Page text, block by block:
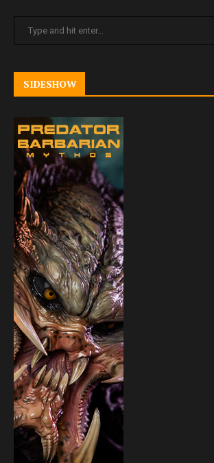
SIDESHOW